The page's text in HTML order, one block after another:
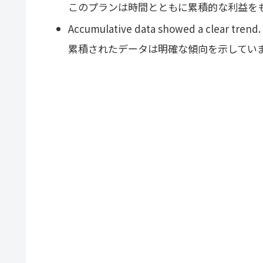
このプランは時間とともに累積的な利益を
Accumulative data showed a clear trend.
累積されたデータは明確な傾向を示してい